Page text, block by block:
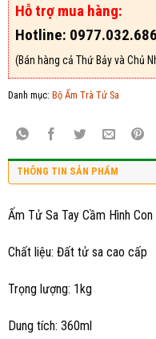
Hỗ trợ mua hàng:
Hotline: 0977.032.686
(Bán hàng cả Thứ Bảy và Chủ
Danh mục: Bộ Ấm Trà Tử Sa
THÔNG TIN SẢN PHẨM
Ấm Tử Sa Tay Cầm Hình
Chất liệu: Đất tử sa cao cấp
Trọng lượng: 1kg
Dung tích: 360ml